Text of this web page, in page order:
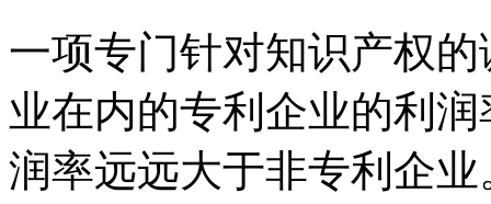
一项专门针对知识产权
业在内的专利企业的利
润率远远大于非专利企